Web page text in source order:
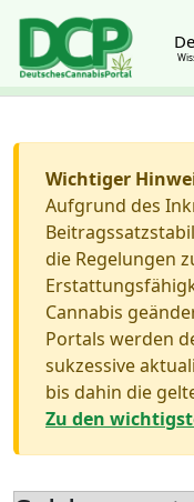
Wichtiger
Aufgrund des
die Regelungen
Cannabis
Portals werden
sukzessive
bis dahin die
Zu den